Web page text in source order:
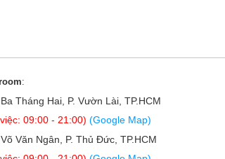
:
Tháng Hai, P. Vườn Lài, TP.HCM
09:00 - 21:00) (Google Map)
Văn Ngân, P. Thủ Đức, TP.HCM